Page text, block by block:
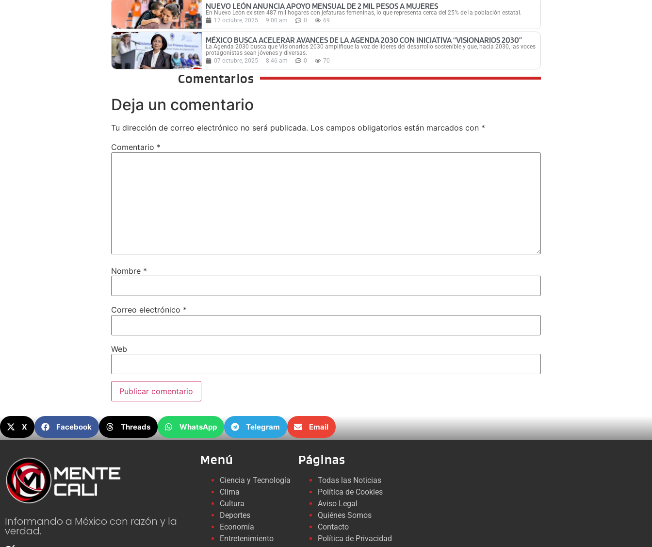
NUEVO LEÓN ANUNCIA APOYO MENSUAL DE 2 MIL PESOS A MUJERES
En Nuevo León existen 487 mil hogares con jefaturas femeninas, lo que representa cerca del 25% de la población estatal.
17 octubre, 2025
9:00 am 0 69
MÉXICO BUSCA ACELERAR AVANCES DE LA AGENDA 2030 CON INICIATIVA “VISIONARIOS 2030”
La Agenda 2030 busca que Visionarios 2030 amplifique la voz de líderes del desarrollo sostenible y que, hacia 2030, las voces
protagonistas sean jóvenes y diversas.
07 octubre, 2025
8:46 am 0 70
Comentarios
Deja un comentario
Tu dirección de correo electrónico no será publicada. Los campos obligatorios están marcados con *
Comentario *
Nombre *
Correo electrónico *
Web
X Facebook Threads WhatsApp Telegram Email
Informando a México con razón y la
verdad.
Menú
Ciencia y Tecnología
Clima
Cultura
Deportes
Economía
Entretenimiento
Páginas
Todas las Noticias
Política de Cookies
Aviso Legal
Quiénes Somos
Contacto
Política de Privacidad